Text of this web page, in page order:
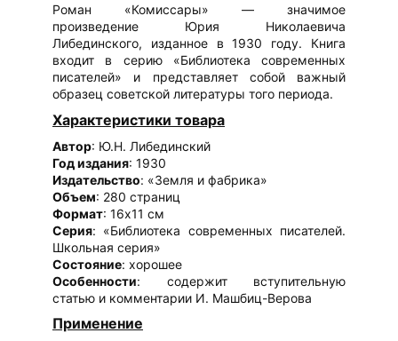
Роман «Комиссары» — значимое
произведение Юрия Николаевича
Либединского, изданное в 1930 году. Книга
входит в серию «Библиотека современных
писателей» и представляет собой важный
образец советской литературы того периода.
Характеристики товара
Автор: Ю.Н. Либединский
Год издания: 1930
Издательство: «Земля и фабрика»
Объем: 280 страниц
Формат: 16х11 см
Серия: «Библиотека современных писателей.
Школьная серия»
Состояние: хорошее
Особенности: содержит вступительную
статью и комментарии И. Машбиц-Верова
Применение